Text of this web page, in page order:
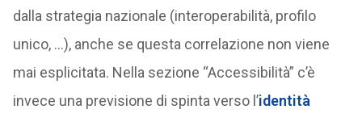
dalla strategia nazionale (interoperabilità, profilo
unico, …), anche se questa correlazione non viene
mai esplicitata. Nella sezione “Accessibilità” c’è
invece una previsione di spinta verso l’identità